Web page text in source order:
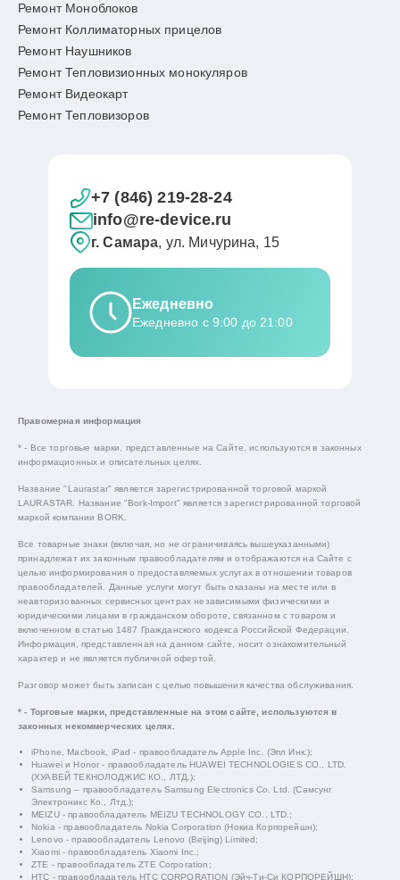
Ремонт Моноблоков
Ремонт Коллиматорных прицелов
Ремонт Наушников
Ремонт Тепловизионных монокуляров
Ремонт Видеокарт
Ремонт Тепловизоров
+7 (846) 219-28-24
info@re-device.ru
г. Самара, ул. Мичурина, 15
Ежедневно
Ежедневно с 9:00 до 21:00
Правомерная информация
* - Все торговые марки, представленные на Сайте, используются в законных
информационных и описательных целях.
Название "Laurastar" является зарегистрированной торговой маркой
LAURASTAR. Название "Bork-Import" является зарегистрированной торговой
маркой компании BORK.
Все товарные знаки (включая, но не ограничиваясь вышеуказанными)
принадлежат их законным правообладателям и отображаются на Сайте с
целью информирования о предоставляемых услугах в отношении товаров
правообладателей. Данные услуги могут быть оказаны на месте или в
неавторизованных сервисных центрах независимыми физическими и
юридическими лицами в гражданском обороте, связанном с товаром и
включенном в статью 1487 Гражданского кодекса Российской Федерации.
Информация, представленная на данном сайте, носит ознакомительный
характер и не является публичной офертой.
Разговор может быть записан с целью повышения качества обслуживания.
* - Торговые марки, представленные на этом сайте, используются в
законных некоммерческих целях.
iPhone, Macbook, iPad - правообладатель Apple Inc. (Эпл Инк.);
Huawei и Honor - правообладатель HUAWEI TECHNOLOGIES CO., LTD.
(ХУАВЕЙ ТЕКНОЛОДЖИС КО., ЛТД.);
Samsung – правообладатель Samsung Electronics Co. Ltd. (Самсунг
Электроникс Ко., Лтд.);
MEIZU - правообладатель MEIZU TECHNOLOGY CO., LTD.;
Nokia - правообладатель Nokia Corporation (Нокиа Корпорейшн);
Lenovo - правообладатель Lenovo (Beijing) Limited;
Xiaomi - правообладатель Xiaomi Inc.;
ZTE - правообладатель ZTE Corporation;
HTC - правообладатель HTC CORPORATION (Эйч-Ти-Си КОРПОРЕЙШН);